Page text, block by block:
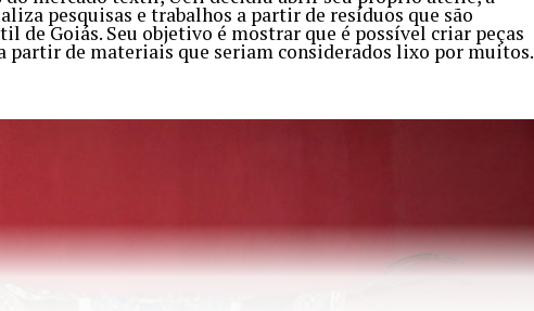
pesquisas e trabalhos a partir de resíduos que são
de Goiás. Seu objetivo é mostrar que é possível criar peças
partir de materiais que seriam considerados lixo por muitos.